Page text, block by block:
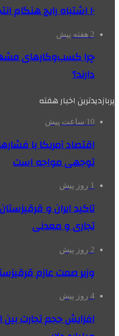
۱۰ اشتباه رایج هنگام انتخاب تاورکرین برای پروژه
2 هفته پیش
چرا کسب‌وکارهای
دارند؟
پربازدیدترین اخبار هفته
10 ساعت پیش
اقتصاد آمریکا با
توجهی مواجه است
1 روز پیش
تاکید ایران و
تجاری و معدنی
2 روز پیش
وزیر صمت عازم
4 روز پیش